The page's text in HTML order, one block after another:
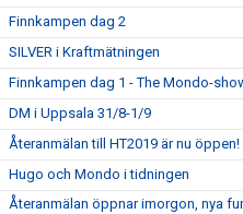
Finnkampen dag 2
SILVER i Kraftmätningen
Finnkampen dag 1 - The Mondo-
DM i Uppsala 31/8-1/9
Återanmälan till HT2019 är nu öppen!
Hugo och Mondo i tidningen
Återanmälan öppnar imorgon, nya